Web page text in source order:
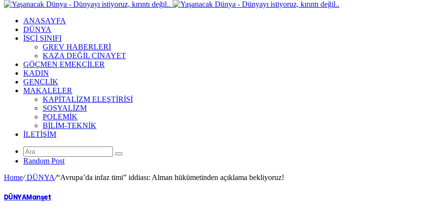
ANASAYFA
DÜNYA
İŞÇİ SINIFI
GREV HABERLERİ
KAZA DEĞİL CİNAYET
GÖÇMEN EMEKÇİLER
KADIN
GENÇLİK
MAKALELER
KAPİTALİZM ELEŞTİRİSİ
SOSYALİZM
POLEMİK
BİLİM-TEKNİK
ILETIŞIM
Random Post
Home/DÜNYA/“Avrupa’da infaz timi” iddiası: Alman hükümetinden açıklama bekliyoruz!
DÜNYAManşet